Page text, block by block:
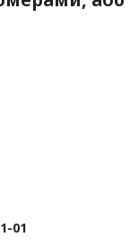
01